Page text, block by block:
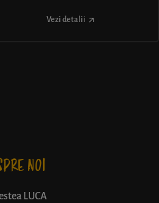
Vezi detalii
NOI
LUCA